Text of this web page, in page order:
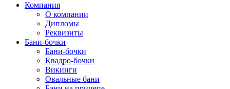
Компания
О компании
Дипломы
Реквизиты
Бани-бочки
Бани-бочки
Квадро-бочки
Викинги
Овальные бани